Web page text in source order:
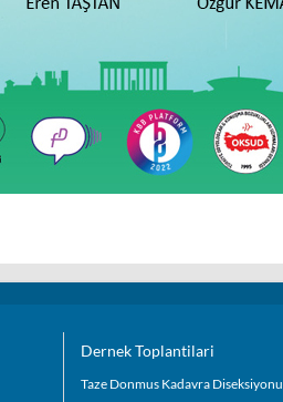
Dernek Toplantilari
Taze Donmus Kadavra Diseksiyonu